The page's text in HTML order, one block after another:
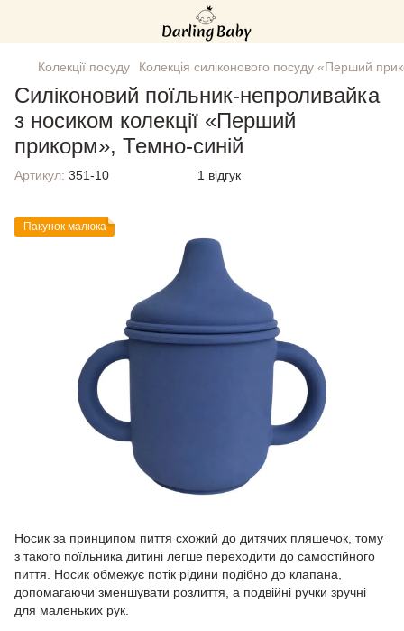
Колекції посуду Колекція силіконового посуду «Перший
Силіконовий поїльник-непроливайка
з носиком колекції «Перший
прикорм», Темно-синій
Артикул: 351-10 1 відгук
Пакунок малюка
Носик за принципом пиття схожий до дитячих пляшечок, тому
з такого поїльника дитині легше переходити до самостійного
пиття. Носик обмежує потік рідини подібно до клапана,
допомагаючи зменшувати розлиття, а подвійні ручки зручні
для маленьких рук.